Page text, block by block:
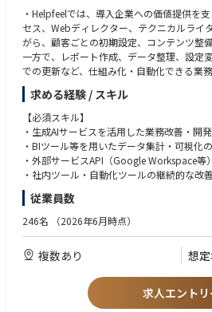
・Helpfeelでは、導入企業への価値提供を
セス、Webディレクター、テクニカルライ
がら、顧客ごとの初期設定、コンテンツ整
一方で、レポート作成、データ整理、設定
での更新など、仕組み化・自動化できる業
後さらに導入企業が増えていく中で、現場
安定して価値提供できる体制をつくること
・本ポジションでは、BizOps Engineerとし
業務現場に深く入り込み、日々の業務を理
進めていただきます。単に依頼を受けて開
を見つけ、業務フローや運用のあり方まで
へ整えていく役割です。
長を支える仕組みづくりを一緒に進めてい
【業務内容】
▍導入・運用支援に関わる業務現場に入り
カスタマーサクセス、Webディレクター、
用を特定します。レポート作成の自動化、
や社内ツールの改善など、現場の負荷を減
求める経験 / スキル
【必須スキル】
・生成AIサービスを活用した業務改善・開
・BIツール等を用いたデータ集計・可視化
・外部サービスAPI（Google Workspace等
・社内ツール・自動化ツールの継続的な改
・カスタマーサクセス、Webディレクター
入・運用支援に関わる業務を理解し、現場
ること
・Webアプリケーション開発経験
・業務改善を継続的に回した経験
・カスタマーサクセス／Webディレクショ
ど、導入・運用支援に関わる業務の実務ま
・データをもとに業務課題を可視化し、改
従業員数
246名 （2026年6月時点）
複数あり 想
求人エントリ